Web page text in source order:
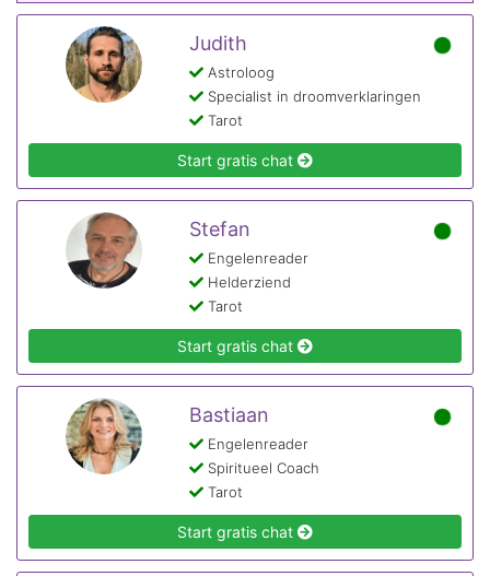
Judith
Astroloog
Specialist in droomverklaringen
Tarot
Start gratis chat
Stefan
Engelenreader
Helderziend
Tarot
Start gratis chat
Bastiaan
Engelenreader
Spiritueel Coach
Tarot
Start gratis chat